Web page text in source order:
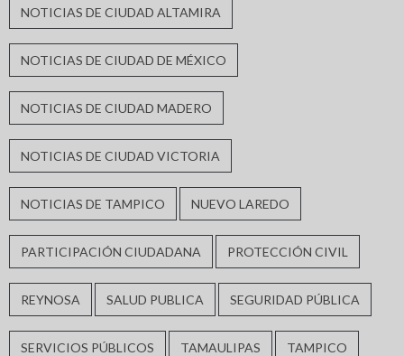
NOTICIAS DE CIUDAD ALTAMIRA
NOTICIAS DE CIUDAD DE MÉXICO
NOTICIAS DE CIUDAD MADERO
NOTICIAS DE CIUDAD VICTORIA
NOTICIAS DE TAMPICO NUEVO LAREDO
PARTICIPACIÓN CIUDADANA PROTECCIÓN CIVIL
REYNOSA SALUD PUBLICA SEGURIDAD PÚBLICA
SERVICIOS PÚBLICOS TAMAULIPAS TAMPICO